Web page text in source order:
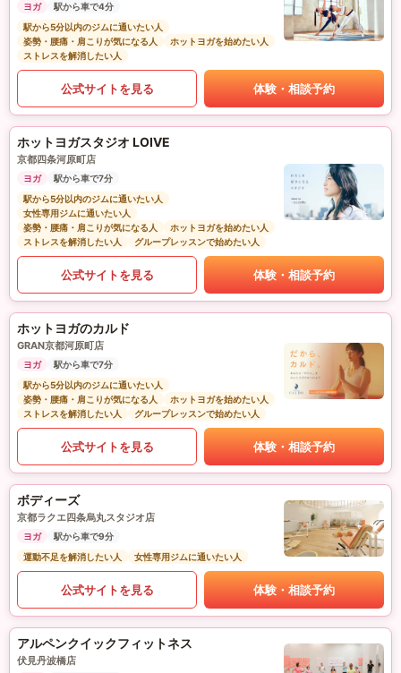
ヨガ
駅から車で4分
駅から5分以内のジムに通いたい人
姿勢・腰痛・肩こりが気になる人
ホットヨガを始めたい人
ストレスを解消したい人
公式サイトを見る 体験・相談予約
ホットヨガスタジオ LOIVE
京都四条河原町店
ヨガ
駅から車で7分
駅から5分以内のジムに通いたい人
女性専用ジムに通いたい人
姿勢・腰痛・肩こりが気になる人
ホットヨガを始めたい人
ストレスを解消したい人
グループレッスンで始めたい人
公式サイトを見る 体験・相談予約
ホットヨガのカルド
GRAN京都河原町店
ヨガ
駅から車で7分
駅から5分以内のジムに通いたい人
姿勢・腰痛・肩こりが気になる人
ホットヨガを始めたい人
ストレスを解消したい人
グループレッスンで始めたい人
公式サイトを見る 体験・相談予約
ボディーズ
京都ラクエ四条烏丸スタジオ店
ヨガ
駅から車で9分
運動不足を解消したい人
女性専用ジムに通いたい人
公式サイトを見る 体験・相談予約
アルペンクイックフィットネス
伏見丹波橋店